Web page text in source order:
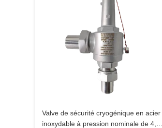
Valve de sécurité cryogénique en acier
inoxydable à pression nominale de 4,0